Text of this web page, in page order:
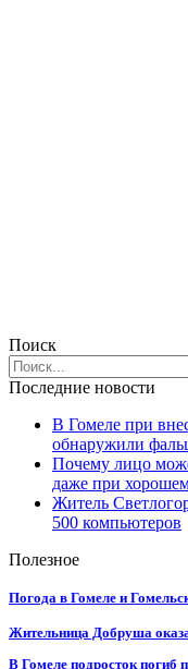
Поиск
Последние новости
В Гомеле при
обнаружили
Почему лицо
даже при
Житель
500 компьютеров
Полезное
Погода в Гомеле и
Жительница Добруша
В Гомеле подросток погиб